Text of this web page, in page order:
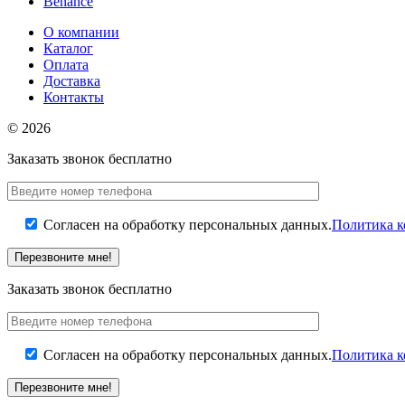
О компании
Каталог
Оплата
Доставка
Контакты
© 2026
Заказать звонок бесплатно
Согласен на обработку персональных данных.Политика
Заказать звонок бесплатно
Согласен на обработку персональных данных.Политика